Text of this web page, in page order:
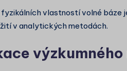
vlastností volné báze
v analytických metodách.